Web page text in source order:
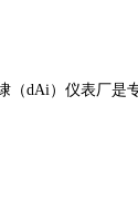
（dAi）仪表厂是